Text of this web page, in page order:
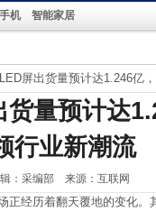
手机 智能家居
屏出货量预计达1.246亿
量预计达
行业新潮流
：采编部 来源：互联网
经历着翻天覆地的变化。